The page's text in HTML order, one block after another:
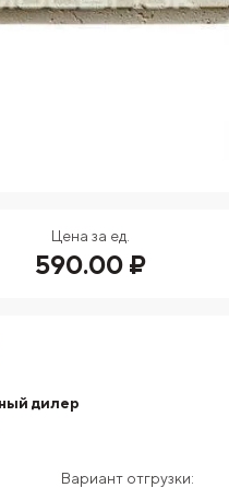
Цена за ед.
590.00 ₽
Вариант отгрузки:
дилер